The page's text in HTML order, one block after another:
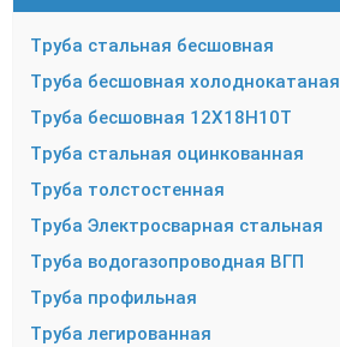
Труба стальная бесшовная
Труба бесшовная холоднокатаная
Труба бесшовная 12Х18Н10Т
Труба стальная оцинкованная
Труба толстостенная
Труба Электросварная стальная
Труба водогазопроводная ВГП
Труба профильная
Труба легированная